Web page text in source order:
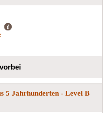
5 Jahrhunderten - Level B